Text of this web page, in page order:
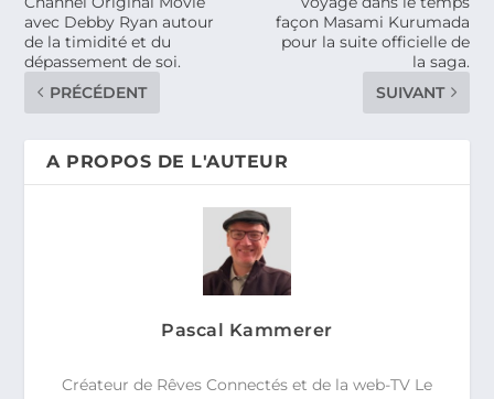
avec Debby Ryan autour
de la timidité et du
dépassement de soi.
PRÉCÉDENT
façon Masami Kurumada
pour la suite officielle de
la saga.
SUIVANT
A PROPOS DE L'AUTEUR
Pascal Kammerer
Créateur de Rêves Connectés et de la web-TV Le